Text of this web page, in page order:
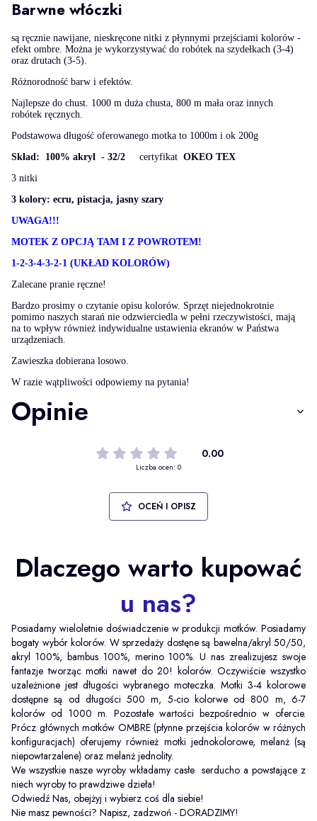
Barwne włóczki
są ręcznie nawijane, nieskręcone nitki z płynnymi przejściami kolorów -
efekt ombre. Można je wykorzystywać do robótek na szydełkach (3-4)
oraz drutach (3-5).
Różnorodność barw i efektów.
Najlepsze do chust. 1000 m duża chusta, 800 m mała oraz innych
robótek ręcznych.
Podstawowa długość oferowanego motka to 1000m i ok 200g
Skład: 100% akryl - 32/2 certyfikat OKEO TEX
3 nitki
3 kolory: ecru, pistacja, jasny szary
UWAGA!!!
MOTEK Z OPCJĄ TAM I Z POWROTEM!
1-2-3-4-3-2-1 (UKŁAD KOLORÓW)
Zalecane pranie ręczne!
Bardzo prosimy o czytanie opisu kolorów. Sprzęt niejednokrotnie
pomimo naszych starań nie odzwierciedla w pełni rzeczywistości, mają
na to wpływ również indywidualne ustawienia ekranów w Państwa
urządzeniach.
Zawieszka dobierana losowo.
W razie wątpliwości odpowiemy na pytania!
Opinie
0.00
Liczba ocen: 0
OCEŃ I OPISZ
Dlaczego warto kupować
u nas?
Posiadamy wieloletnie doświadczenie w produkcji motków. Posiadamy
bogaty wybór kolorów. W sprzedaży dostęne są bawelna/akryl 50/50,
akryl 100%, bambus 100%, merino 100%. U nas zrealizujesz swoje
fantazje tworząc motki nawet do 20! kolorów. Oczywiście wszystko
uzależnione jest długości wybranego moteczka. Motki 3-4 kolorowe
dostępne są od długości 500 m, 5-cio kolorwe od 800 m, 6-7
kolorów od 1000 m. Pozostałe wartości bezpośrednio w ofercie.
Prócz głównych motków OMBRE (płynne przejścia kolorów w różnych
konfiguracjach) oferujemy również motki jednokolorowe, melanż (są
niepowtarzalene) oraz melanż jednolity.
We wszystkie nasze wyroby wkładamy casłe serducho a powstające z
niech wyroby to prawdziwe dzieła!
Odwiedź Nas, obejżyj i wybierz coś dla siebie!
Nie masz pewności? Napisz, zadzwoń - DORADZIMY!